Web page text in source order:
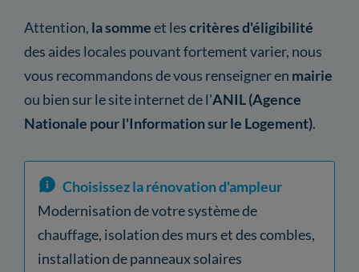
Attention, la sommeet lescritères d'éligibilité
des aides locales pouvant fortement varier, nous
vous recommandons de vous renseigner en mairie
ou bien sur le site internet de l'ANIL (Agence
Nationale pour l'Information sur le Logement).
Choisissez la rénovation d'ampleur
Modernisation de votre système de
chauffage, isolation des murs et des combles,
installation de panneaux solaires